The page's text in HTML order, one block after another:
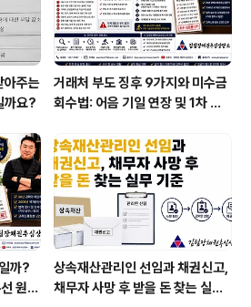
아주는
까요?
거래처 부도 징후 9가지와 미수금
회수법: 어음 기일 연장 및 1차 부
까?
원칙
상속재산관리인 선임과 채권신고,
채무자 사망 후 받을 돈 찾는 실무